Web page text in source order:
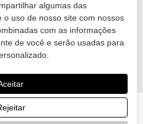
ajuda
por
algumas das
o uso de nosso site com nossos
com as informações
de você e serão usadas para